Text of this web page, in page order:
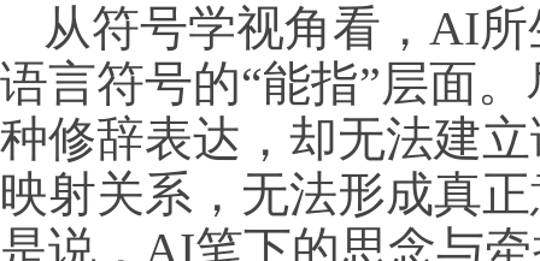
从符号学视角看，AI
语言符号的“能指”层面
种修辞表达，却无法建
映射关系，无法形成真
是说，AI笔下的思念与